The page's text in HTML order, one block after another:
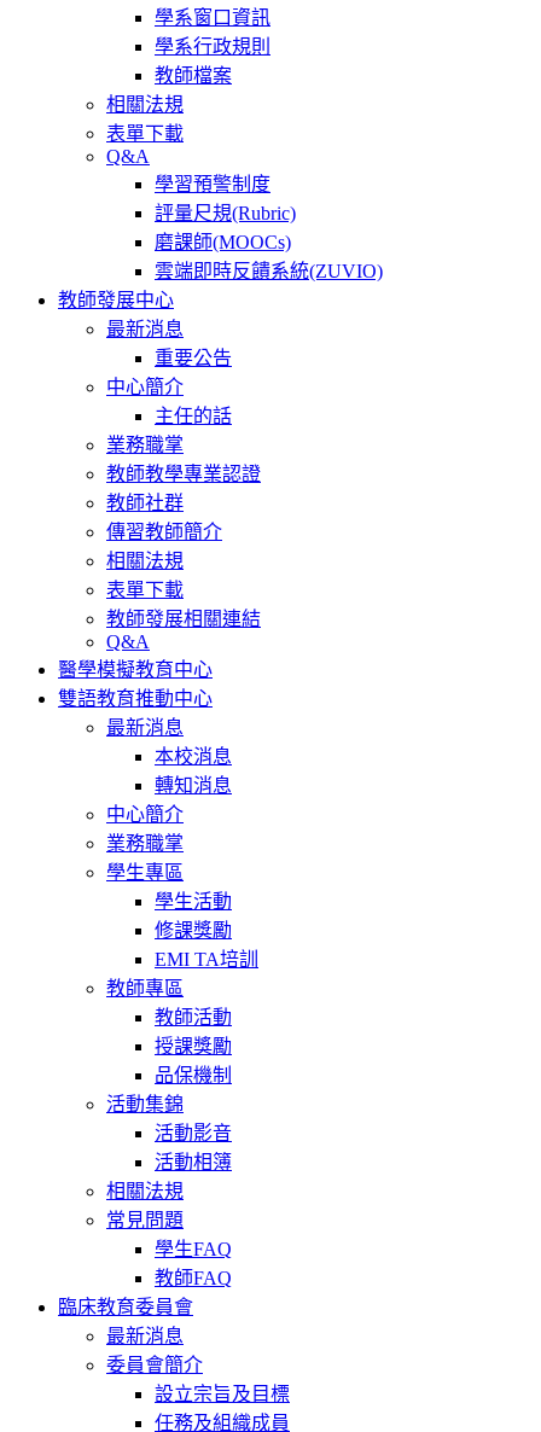
學系窗口資訊
學系行政規則
教師檔案
相關法規
表單下載
Q&A
學習預警制度
評量尺規(Rubric)
磨課師(MOOCs)
雲端即時反饋系統(ZUVIO)
教師發展中心
最新消息
重要公告
中心簡介
主任的話
業務職掌
教師教學專業認證
教師社群
傳習教師簡介
相關法規
表單下載
教師發展相關連結
Q&A
醫學模擬教育中心
雙語教育推動中心
最新消息
本校消息
轉知消息
中心簡介
業務職掌
學生專區
學生活動
修課獎勵
EMI TA培訓
教師專區
教師活動
授課獎勵
品保機制
活動集錦
活動影音
活動相簿
相關法規
常見問題
學生FAQ
教師FAQ
臨床教育委員會
最新消息
委員會簡介
設立宗旨及目標
任務及組織成員